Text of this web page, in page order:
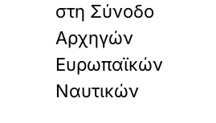
στη Σύνοδο
Αρχηγών
Ευρωπαϊκών
Ναυτικών